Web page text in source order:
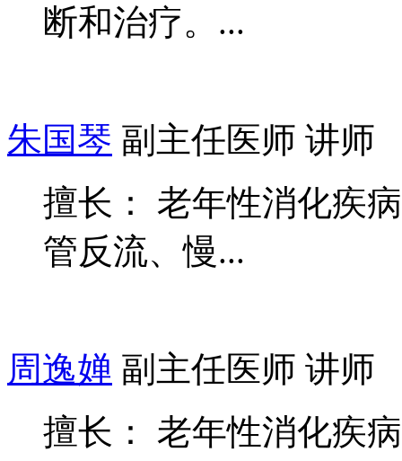
断和治疗。...
朱国琴 副主任医师 讲师
擅长： 老年性消化疾
管反流、慢...
周逸婵 副主任医师 讲师
擅长： 老年性消化疾